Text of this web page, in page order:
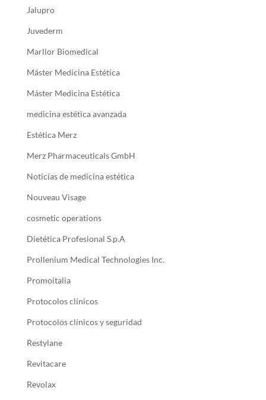
Jalupro
Juvederm
Marllor Biomedical
Máster Medicina Estética
Máster Medicina Estética
medicina estética avanzada
Estética Merz
Merz Pharmaceuticals GmbH
Noticias de medicina estética
Nouveau Visage
cosmetic operations
Dietética Profesional S.p.A
Prollenium Medical Technologies Inc.
Promoitalia
Protocolos clínicos
Protocolos clínicos y seguridad
Restylane
Revitacare
Revolax